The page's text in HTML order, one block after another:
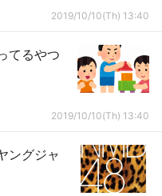
2019/10/10(Th) 13:40
てるやつ
2019/10/10(Th) 13:40
ングジャ